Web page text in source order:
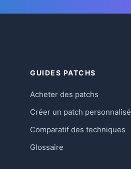
GUIDES PATCHS
Acheter des patchs
Créer un patch personnalisé
Comparatif des techniques
Glossaire